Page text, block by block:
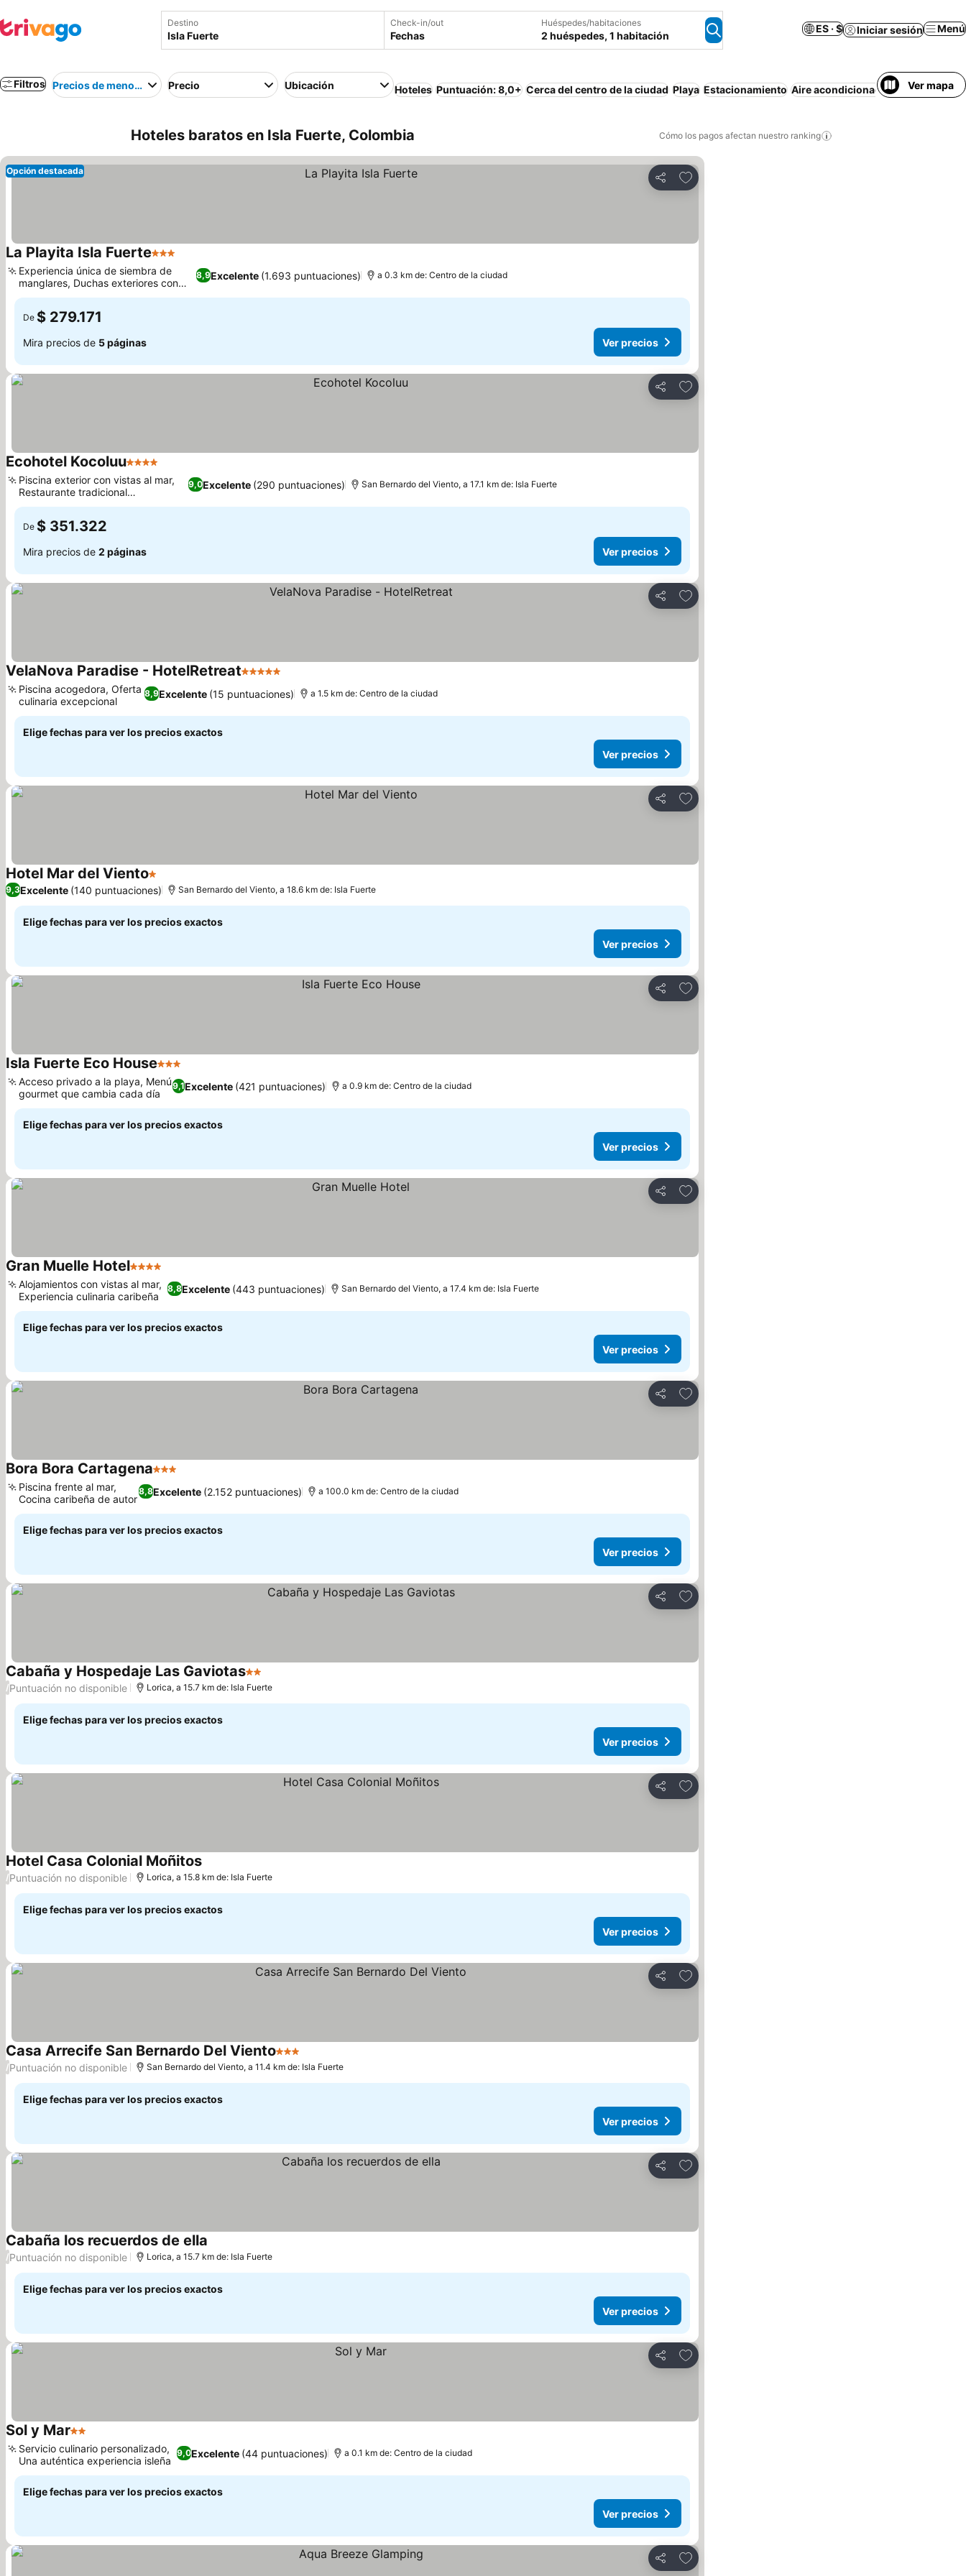
Destino Check-in/out
Fechas
Huéspedes/habitaciones
2 huéspedes, 1 habitación
ES · $ Iniciar sesión Menú
Filtros Precios de menor a mayorPrecio Ubicación Hoteles Puntuación: 8,0+ Cerca del centro de la ciudad Playa Estacionamiento Aire acondicionado WifiVer mapa
Hoteles baratos en Isla Fuerte, Colombia Cómo los pagos afectan nuestro ranking
Compartir
Agregar a favoritos
Opción destacada
La Playita Isla Fuerte3 Estrellas
8,9Excelente (1.693 puntuaciones)
Experiencia única de siembra de
manglares, Duchas exteriores con
vistas al mar
a 0.3 km de: Centro de la ciudad
De $ 279.171
Mira precios de 5 páginas Ver precios
Compartir
Agregar a favoritos
Ecohotel Kocoluu4 Estrellas
9,0Excelente (290 puntuaciones)
Piscina exterior con vistas al mar,
Restaurante tradicional
latinoamericano
San Bernardo del Viento, a 17.1 km de: Isla Fuerte
De $ 351.322
Mira precios de 2 páginas Ver precios
Compartir
Agregar a favoritos
VelaNova Paradise - HotelRetreat5 Estrellas
8,9Excelente (15 puntuaciones)
Piscina acogedora, Oferta
culinaria excepcional
a 1.5 km de: Centro de la ciudad
Elige fechas para ver los precios exactos
Ver precios
Compartir
Agregar a favoritos
Hotel Mar del Viento1 Estrellas
9,3Excelente (140 puntuaciones) San Bernardo del Viento, a 18.6 km de: Isla Fuerte
Elige fechas para ver los precios exactos
Ver precios
Compartir
Agregar a favoritos
Isla Fuerte Eco House3 Estrellas
9,1Excelente (421 puntuaciones)
Acceso privado a la playa, Menú
gourmet que cambia cada día
a 0.9 km de: Centro de la ciudad
Elige fechas para ver los precios exactos
Ver precios
Compartir
Agregar a favoritos
Gran Muelle Hotel4 Estrellas
8,8Excelente (443 puntuaciones)
Alojamientos con vistas al mar,
Experiencia culinaria caribeña
San Bernardo del Viento, a 17.4 km de: Isla Fuerte
Elige fechas para ver los precios exactos
Ver precios
Compartir
Agregar a favoritos
Bora Bora Cartagena3 Estrellas
8,8Excelente (2.152 puntuaciones)
Piscina frente al mar,
Cocina caribeña de autor
a 100.0 km de: Centro de la ciudad
Elige fechas para ver los precios exactos
Ver precios
Compartir
Agregar a favoritos
Cabaña y Hospedaje Las Gaviotas2 Estrellas
/Puntuación no disponible Lorica, a 15.7 km de: Isla Fuerte
Elige fechas para ver los precios exactos
Ver precios
Compartir
Agregar a favoritos
Hotel Casa Colonial Moñitos
/Puntuación no disponible Lorica, a 15.8 km de: Isla Fuerte
Elige fechas para ver los precios exactos
Ver precios
Compartir
Agregar a favoritos
Casa Arrecife San Bernardo Del Viento3 Estrellas
/Puntuación no disponible San Bernardo del Viento, a 11.4 km de: Isla Fuerte
Elige fechas para ver los precios exactos
Ver precios
Compartir
Agregar a favoritos
Cabaña los recuerdos de ella
/Puntuación no disponible Lorica, a 15.7 km de: Isla Fuerte
Elige fechas para ver los precios exactos
Ver precios
Compartir
Agregar a favoritos
Sol y Mar2 Estrellas
9,0Excelente (44 puntuaciones)
Servicio culinario personalizado,
Una auténtica experiencia isleña
a 0.1 km de: Centro de la ciudad
Elige fechas para ver los precios exactos
Ver precios
Compartir
Agregar a favoritos